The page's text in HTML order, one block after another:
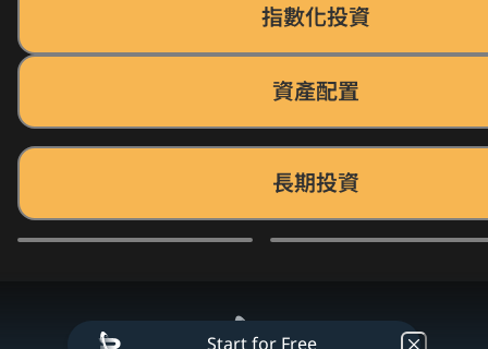
指數化投資
資產配置
長期投資
Start for Free